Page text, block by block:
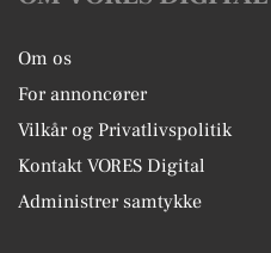
Om os
For annoncører
Vilkår og Privatlivspolitik
Kontakt VORES Digital
Administrer samtykke